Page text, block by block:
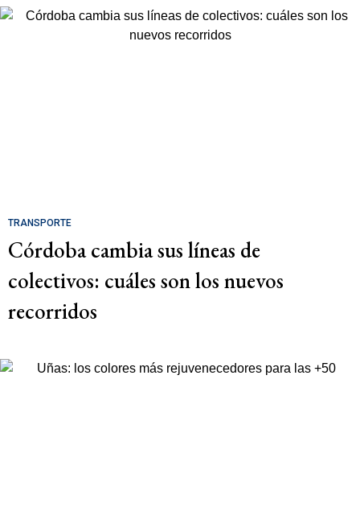
TRANSPORTE
Córdoba cambia sus líneas de
colectivos: cuáles son los nuevos
recorridos